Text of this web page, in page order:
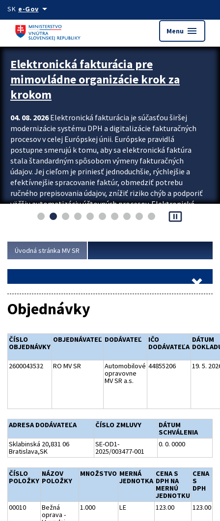
Preskocit na hlavný obsah
SK e-Govarrow_drop_down
Menu menu
Zastavit automatický posun upútavok
Elektronická fakturácia pre
mimovládne organizácie krok za
krokom
04. 08. 2026Elektronická fakturácia je súčasťou širšej
modernizácie systému DPH a digitalizácie fakturačných
procesov v celej Európskej únii. Európske pravidlá
postupne smerujú k tomu, aby sa elektronická faktúra
stala štandardným spôsobom výmeny fakturačných
údajov. Jej cieľom je priniesť jednoduchšie, rýchlejšie a
efektívnejšie spracovanie faktúr, obmedziť potrebu
ručného prepisovania údajov, znížiť riziko chýb a podporiť
väčšiu automatizáciu účtovných procesov. Elektronická
fakturácia preto nepredstavuje...
pause_presentation
Úvodná stránka MV SR
Objednávky
ČÍSLO
OBJEDNÁVKY
OBJEDNÁVATEĽ DODÁVATEĽ
IČO
DODÁVATEĽA
DÁTUM
2600043532 RO MV SR
Automobilové
opravovne
MV SR a.s.
44855206 19. 5.
ADRESA DODÁVATEĽA ČÍSLO ZMLUVY
DÁTUM
SCHVÁLENIA
Sklabinská 20,831 06
Bratislava,SK
SE-OD1-
2025/003477-001
0. 0. 0000
ČÍSLO
POLOŽKY
NÁZOV
POLOŽKY
MNOŽSTVO MERNÁ
JEDNOTKA
CENA S
DPH NA
MERNÚ
JEDNOTKU
CENA
S
DPH
00010
Bežná
oprava -
1.000 LE 123.00 123.00